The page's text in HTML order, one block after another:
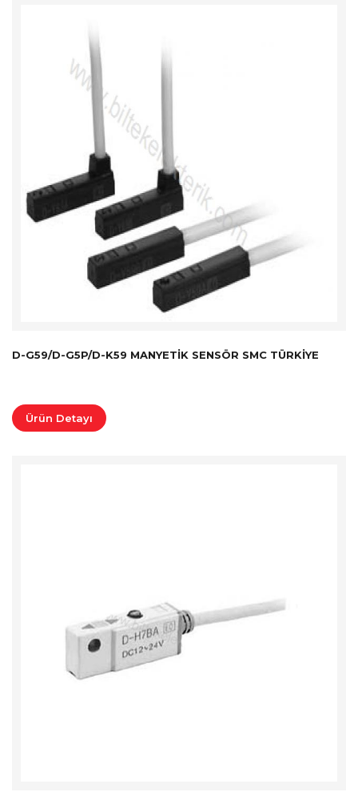
D-G59/D-G5P/D-K59 MANYETIK SENSÖR SMC TÜRKİYE
Ürün Detayı